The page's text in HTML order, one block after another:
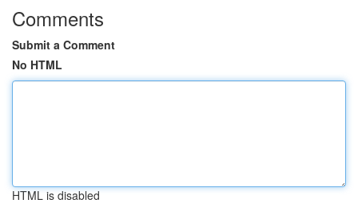
Comments
Submit a Comment
No HTML
HTML is disabled